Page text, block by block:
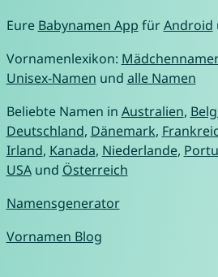
Eure Babynamen App fürAndroid
Vornamenlexikon:
Unisex-Namen und alle Namen
Beliebte Namen in Australien,
Deutschland, Dänemark,
Irland, Kanada, Niederlande,
USAund Österreich
Namensgenerator
Vornamen Blog